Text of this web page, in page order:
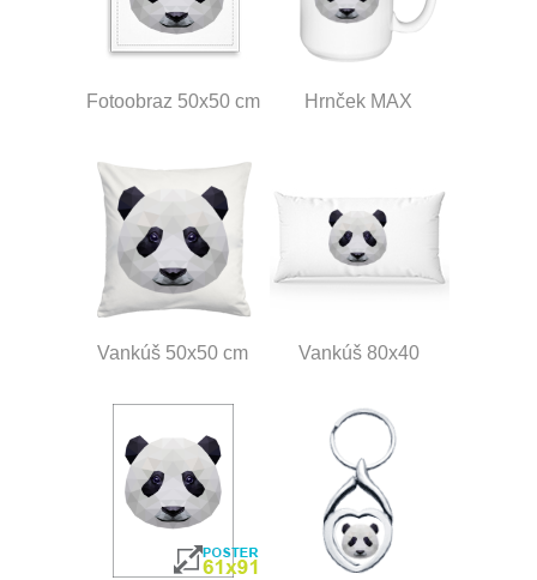
Fotoobraz 50x50 cm Hrnček MAX
Vankúš 50x50 cm Vankúš 80x40